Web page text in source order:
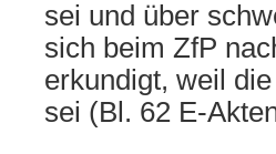
sei und über
sich beim ZfP
erkundigt, weil
sei (Bl. 62 E-